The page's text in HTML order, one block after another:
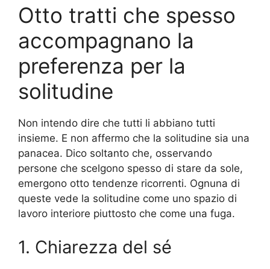
Otto tratti che spesso
accompagnano la
preferenza per la
solitudine
Non intendo dire che tutti li abbiano tutti
insieme. E non affermo che la solitudine sia una
panacea. Dico soltanto che, osservando
persone che scelgono spesso di stare da sole,
emergono otto tendenze ricorrenti. Ognuna di
queste vede la solitudine come uno spazio di
lavoro interiore piuttosto che come una fuga.
1. Chiarezza del sé